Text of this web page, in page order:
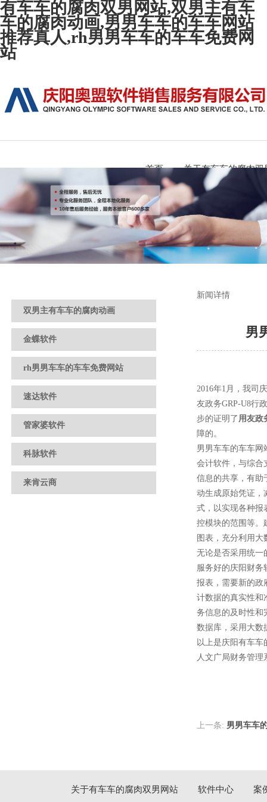
有车车的腐肉双男网站,双男主有车
车的腐肉动画,男男车车的车车网站
推荐真人,rh男男车车的车车免费网
站
首页 关于有车车的腐肉双
双男主有车车的腐肉动画
金蝶软件
rh男男车车的车车免费网站
速达软件
管家婆软件
科脉软件
来肯云商
新闻详情
男
2016年1月，
友政务GRP-U8行
步的证明了 用友政
障的。
男男车车的车车网
会计软件，与综
信息的共享，
动生成原始凭证
式，以实现各种
控模块的范围等
图表，充分利用大数
无论是否采用统一的
服务好的庆阳财务
报表，需要新的
计数据的真实性和
务信息的及时性和
数据库，采用大
以上是庆阳有车
人文广局财务管理系
上一条: 男男车车的车车网
关于有车车的腐肉双男网站 软件中心 案